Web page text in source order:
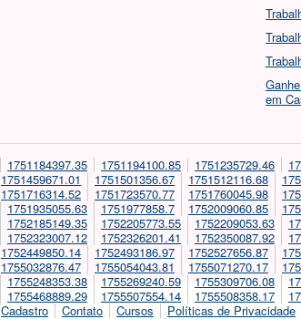
em
1751184397.35 1751194100.85 1751235729.46
1751459671.01 1751501356.67 1751512116.68
1751716314.52 1751723570.77 1751760045.98
1751935055.63 1751977858.7 1752009060.85
1752185149.35 1752205773.55 1752209053.63
1752323007.12 1752326201.41 1752350087.92
1752449850.14 1752493186.97 1752527656.87
1755032876.47 1755054043.81 1755071270.17
1755248353.38 1755269240.59 1755309706.08
1755468889.29 1755507554.14 1755508358.17
Cadastro Contato Cursos Políticas de Privacidade